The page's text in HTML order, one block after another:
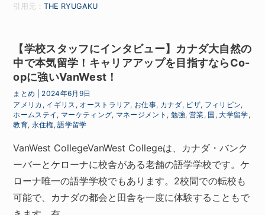
引用元：THE RYUGAKU
【学校スタッフにインタビュー】カナダ大自然の
中で本気留学！キャリアアップを目指すならCo-
opに強いVanWest！
まとめ
2024年6月9日
アメリカ , イギリス , オーストラリア, お仕事, カナダ, ビザ, フィリピン,
ホームステイ , マーケティング, マネージメント , 勉強,営業, 国 ,大学留学,
教育, 永住権,語学留学
VanWest CollegeVanWest Collegeは、カナダ・バンク
ーバーとケローナに校舎がある老舗の語学学校です。ケ
ローナ唯一の語学学校でもあります。2校間での転校も
可能で、カナダの都会と田舎を一度に体験することもで